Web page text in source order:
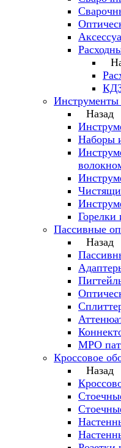
Инструменты
Назад
Наборы
Горелки
Пассивные
Назад
MPO
Кроссовое
Назад